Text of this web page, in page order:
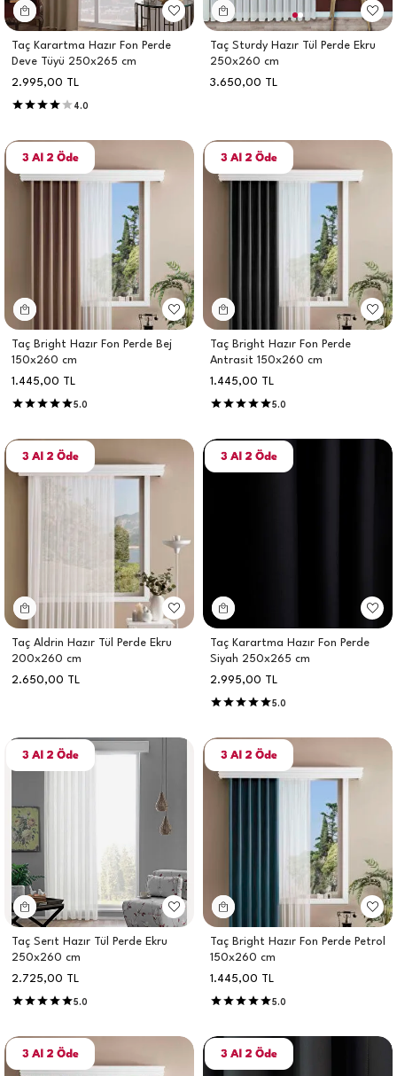
Taç Karartma Hazır Fon Perde
Deve Tüyü 250x265 cm
2.995,00 TL
4.0
Taç Sturdy Hazır Tül Perde Ekru
250x260 cm
3.650,00 TL
Taç Bright Hazır Fon Perde Bej
150x260 cm
1.445,00 TL
5.0
Taç Bright Hazır Fon Perde
Antrasit 150x260 cm
1.445,00 TL
5.0
Taç Aldrin Hazır Tül Perde Ekru
200x260 cm
2.650,00 TL
Taç Karartma Hazır Fon Perde
Siyah 250x265 cm
2.995,00 TL
5.0
Taç Serıt Hazır Tül Perde Ekru
250x260 cm
2.725,00 TL
5.0
Taç Bright Hazır Fon Perde Petrol
150x260 cm
1.445,00 TL
5.0